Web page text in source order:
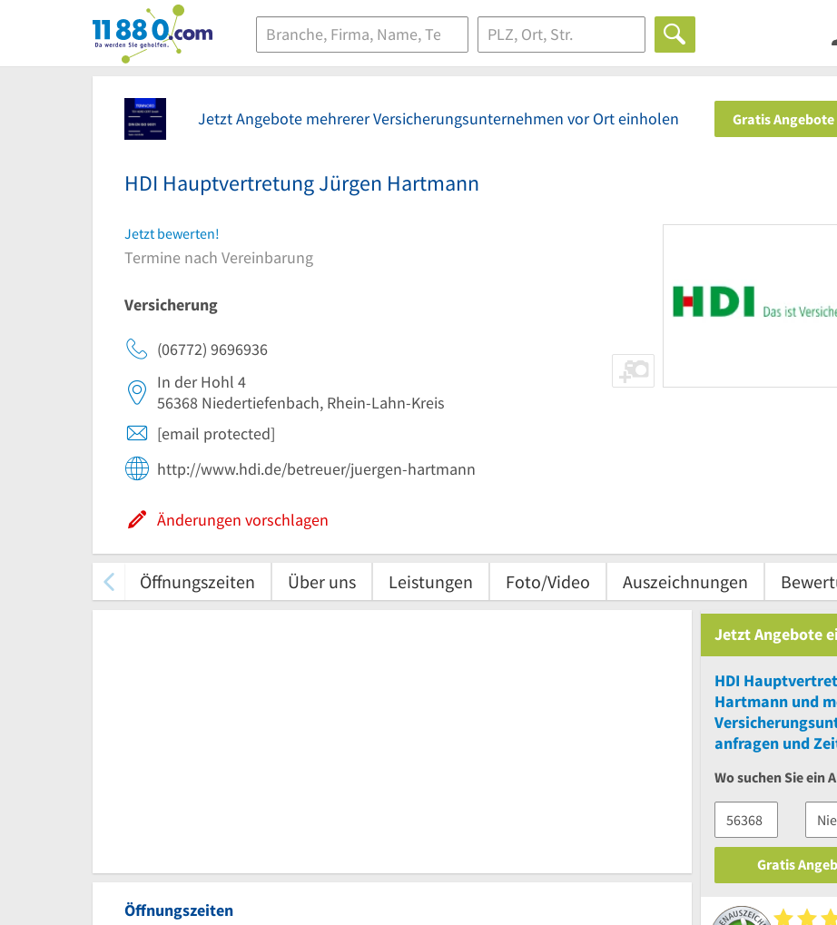
11880.com
Jetzt Angebote mehrerer Versicherungsunternehmen vor Ort einholen Gratis
HDI Hauptvertretung Jürgen Hartmann
Jetzt bewerten!
Termine nach Vereinbarung
Versicherung
(06772) 9696936
In der Hohl 4
56368 Niedertiefenbach, Rhein-Lahn-Kreis
[email protected]
http://www.hdi.de/betreuer/juergen-hartmann
Änderungen vorschlagen
Öffnungszeiten Über uns Leistungen Foto/Video Auszeichnungen
Öffnungszeiten
Jetzt Angebote
HDI
Hartmann und
anfragen und
Wo suchen Sie ein
Gratis